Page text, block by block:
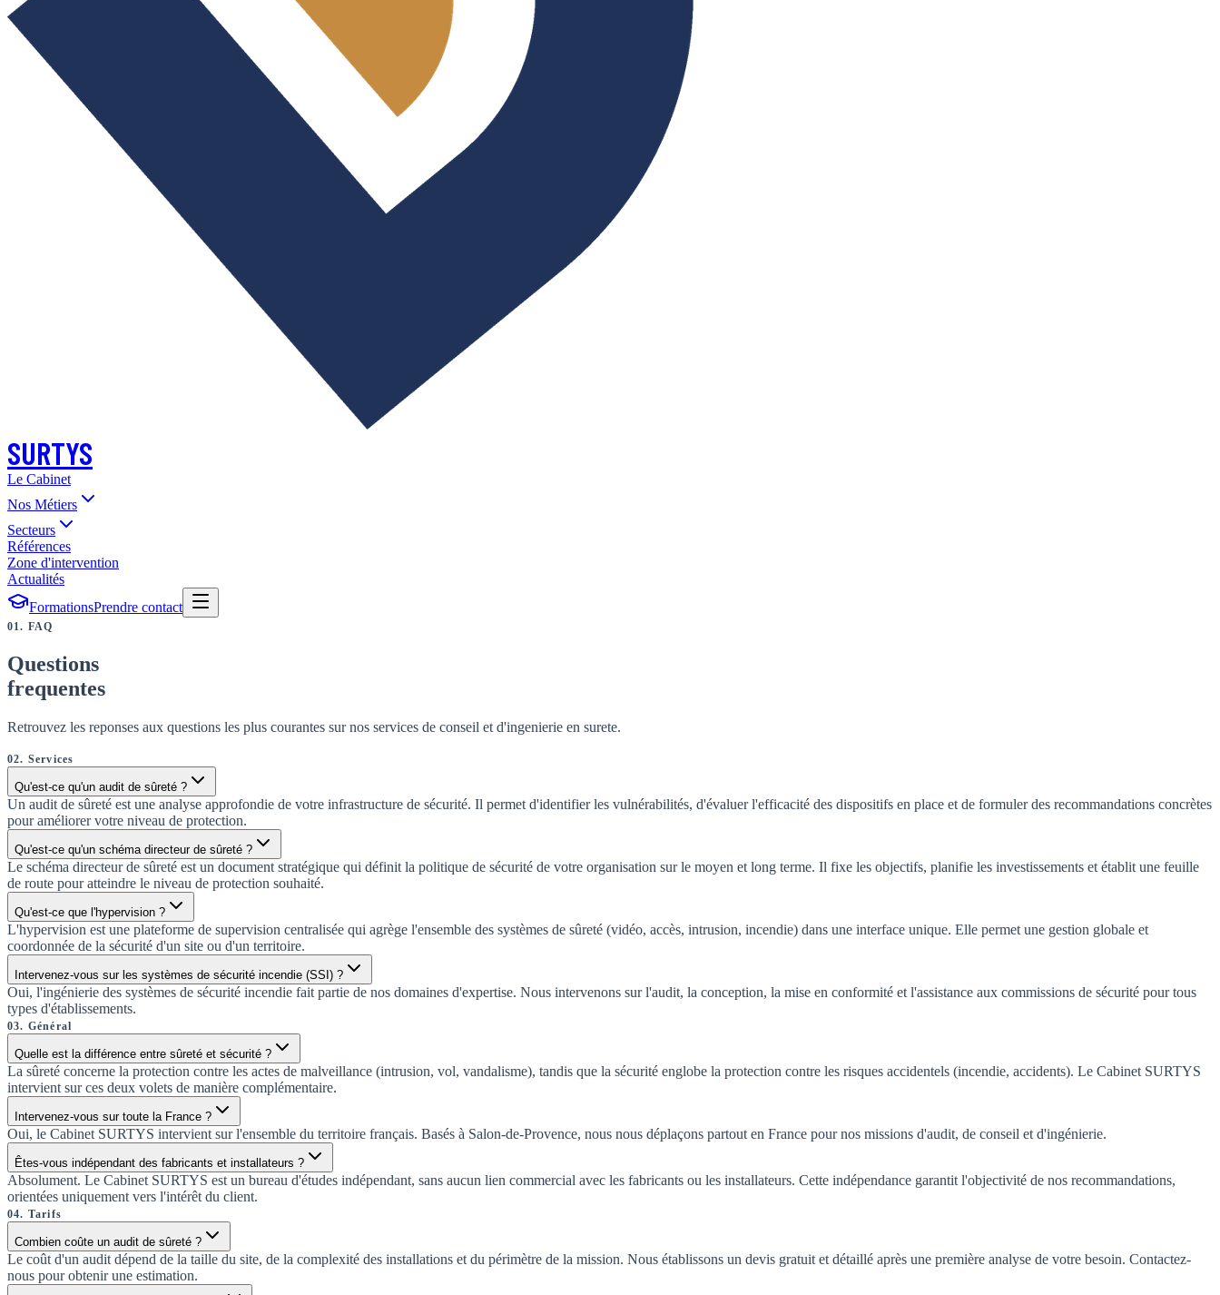
SURTYS
Le Cabinet
Nos Métiers
Secteurs
Références
Zone d'intervention
Actualités
FormationsPrendre contact
01. FAQ
Questions
frequentes
Retrouvez les reponses aux questions les plus courantes sur nos services de conseil et d'ingenierie en surete.
02. Services
Qu'est-ce qu'un audit de sûreté ?
Un audit de sûreté est une analyse approfondie de votre infrastructure de sécurité. Il permet d'identifier les vulnérabilités, d'évaluer l'efficacité des dispositifs en place et de formuler des recommandations concrètes
pour améliorer votre niveau de protection.
Qu'est-ce qu'un schéma directeur de sûreté ?
Le schéma directeur de sûreté est un document stratégique qui définit la politique de sécurité de votre organisation sur le moyen et long terme. Il fixe les objectifs, planifie les investissements et établit une feuille
de route pour atteindre le niveau de protection souhaité.
Qu'est-ce que l'hypervision ?
L'hypervision est une plateforme de supervision centralisée qui agrège l'ensemble des systèmes de sûreté (vidéo, accès, intrusion, incendie) dans une interface unique. Elle permet une gestion globale et
coordonnée de la sécurité d'un site ou d'un territoire.
Intervenez-vous sur les systèmes de sécurité incendie (SSI) ?
Oui, l'ingénierie des systèmes de sécurité incendie fait partie de nos domaines d'expertise. Nous intervenons sur l'audit, la conception, la mise en conformité et l'assistance aux commissions de sécurité pour tous
types d'établissements.
03. Général
Quelle est la différence entre sûreté et sécurité ?
La sûreté concerne la protection contre les actes de malveillance (intrusion, vol, vandalisme), tandis que la sécurité englobe la protection contre les risques accidentels (incendie, accidents). Le Cabinet SURTYS
intervient sur ces deux volets de manière complémentaire.
Intervenez-vous sur toute la France ?
Oui, le Cabinet SURTYS intervient sur l'ensemble du territoire français. Basés à Salon-de-Provence, nous nous déplaçons partout en France pour nos missions d'audit, de conseil et d'ingénierie.
Êtes-vous indépendant des fabricants et installateurs ?
Absolument. Le Cabinet SURTYS est un bureau d'études indépendant, sans aucun lien commercial avec les fabricants ou les installateurs. Cette indépendance garantit l'objectivité de nos recommandations,
orientées uniquement vers l'intérêt du client.
04. Tarifs
Combien coûte un audit de sûreté ?
Le coût d'un audit dépend de la taille du site, de la complexité des installations et du périmètre de la mission. Nous établissons un devis gratuit et détaillé après une première analyse de votre besoin. Contactez-
nous pour obtenir une estimation.